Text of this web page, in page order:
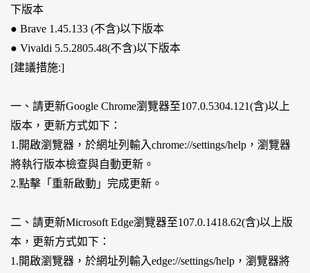
下版本
● Brave 1.45.133 (不含)以下版本
● Vivaldi 5.5.2805.48(不含)以下版本
[建議措施:]
一、請更新Google Chrome瀏覽器至107.0.5304.121(含)以上
版本，更新方式如下：
1.開啟瀏覽器，於網址列輸入chrome://settings/help，瀏覽器
將執行版本檢查與自動更新。
2.點擊「重新啟動」完成更新。
二、請更新Microsoft Edge瀏覽器至107.0.1418.62(含)以上版
本，更新方式如下：
1.開啟瀏覽器，於網址列輸入edge://settings/help，瀏覽器將